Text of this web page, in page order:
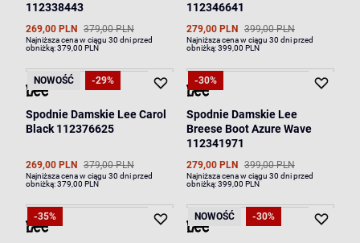
112338443
269,00 PLN 379,00 PLN
Najniższa cena w ciągu 30 dni przed
obniżką:379,00 PLN
112346641
279,00 PLN 399,00 PLN
Najniższa cena w ciągu 30 dni przed
obniżką:399,00 PLN
NOWOŚĆ -29%
Spodnie Damskie Lee Carol
Black 112376625
269,00 PLN 379,00 PLN
Najniższa cena w ciągu 30 dni przed
obniżką:379,00 PLN
-30%
Spodnie Damskie Lee
Breese Boot Azure Wave
112341971
279,00 PLN 399,00 PLN
Najniższa cena w ciągu 30 dni przed
obniżką:399,00 PLN
-35% NOWOŚĆ -30%